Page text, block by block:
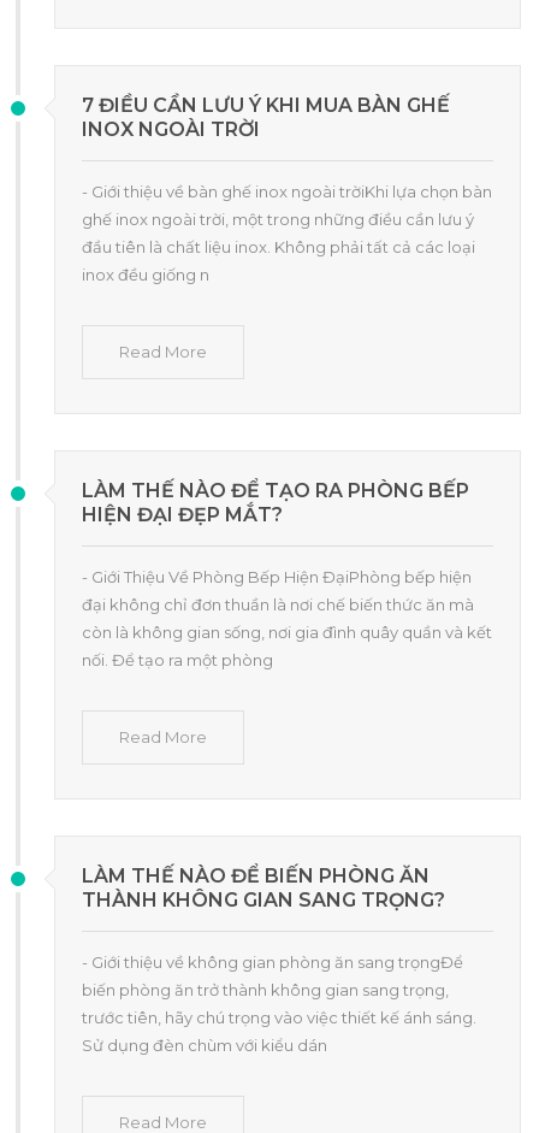
7 ĐIỀU CẦN LƯU Ý KHI MUA BÀN GHẾ
INOX NGOÀI TRỜI
- Giới thiệu về bàn ghế inox ngoài trờiKhi lựa chọn bàn
ghế inox ngoài trời, một trong những điều cần lưu ý
đầu tiên là chất liệu inox. Không phải tất cả các loại
inox đều giống n
Read More
LÀM THẾ NÀO ĐỂ TẠO RA PHÒNG BẾP
HIỆN ĐẠI ĐẸP MẮT?
- Giới Thiệu Về Phòng Bếp Hiện ĐạiPhòng bếp hiện
đại không chỉ đơn thuần là nơi chế biến thức ăn mà
còn là không gian sống, nơi gia đình quây quần và kết
nối. Để tạo ra một phòng
Read More
LÀM THẾ NÀO ĐỂ BIẾN PHÒNG ĂN
THÀNH KHÔNG GIAN SANG TRỌNG?
- Giới thiệu về không gian phòng ăn sang trọngĐể
biến phòng ăn trở thành không gian sang trọng,
trước tiên, hãy chú trọng vào việc thiết kế ánh sáng.
Sử dụng đèn chùm với kiểu dán
Read More